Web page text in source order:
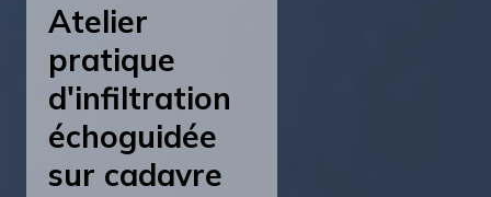
Atelier
pratique
d'infiltration
échoguidée
sur cadavre